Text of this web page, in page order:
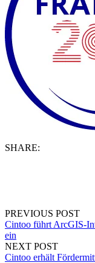
SHARE:
PREVIOUS POST
Cintoo führt ArcGIS-
ein
NEXT POST
Cintoo erhält